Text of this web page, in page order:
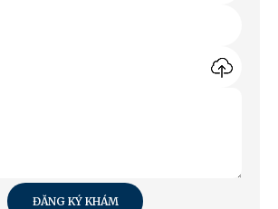
ĐĂNG KÝ KHÁM